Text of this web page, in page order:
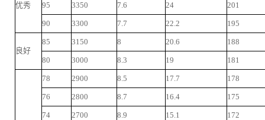
优秀 95 3350 7.6 24 201
90 3300 7.7 22.2 195
良好
85 3150 8 20.6 188
80 3000 8.3 19 181
78 2900 8.5 17.7 178
76 2800 8.7 16.4 175
74 2700 8.9 15.1 172